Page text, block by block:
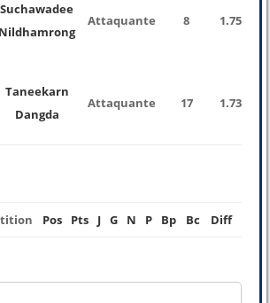
Suchawadee
Nildhamrong
Attaquante 8 1.75
Taneekarn
Dangda
Attaquante 17 1.73
Pos Pts J G N P Bp Bc Diff